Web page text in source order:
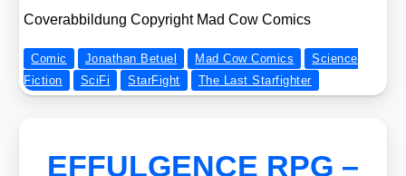
Cover­ab­bil­dung Copy­right Mad Cow Comics
Comic Jonathan Betuel Mad Cow Comics
Science
Fiction
SciFi StarFight The Last Starfighter
EFFULGENCE RPG –